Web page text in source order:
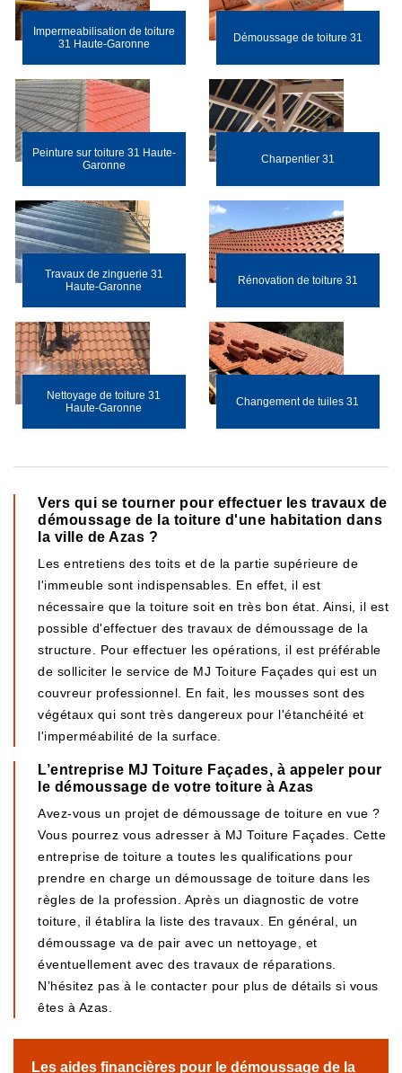
Impermeabilisation de toiture
31 Haute-Garonne
Démoussage de toiture 31
Peinture sur toiture 31 Haute-
Garonne
Charpentier 31
Travaux de zinguerie 31
Haute-Garonne
Rénovation de toiture 31
Nettoyage de toiture 31
Haute-Garonne
Changement de tuiles 31
Vers qui se tourner pour effectuer les travaux de
démoussage de la toiture d'une habitation dans
la ville de Azas ?
Les entretiens des toits et de la partie supérieure de
l'immeuble sont indispensables. En effet, il est
nécessaire que la toiture soit en très bon état. Ainsi, il est
possible d'effectuer des travaux de démoussage de la
structure. Pour effectuer les opérations, il est préférable
de solliciter le service de MJ Toiture Façades qui est un
couvreur professionnel. En fait, les mousses sont des
végétaux qui sont très dangereux pour l'étanchéité et
l'imperméabilité de la surface.
L’entreprise MJ Toiture Façades, à appeler pour
le démoussage de votre toiture à Azas
Avez-vous un projet de démoussage de toiture en vue ?
Vous pourrez vous adresser à MJ Toiture Façades. Cette
entreprise de toiture a toutes les qualifications pour
prendre en charge un démoussage de toiture dans les
règles de la profession. Après un diagnostic de votre
toiture, il établira la liste des travaux. En général, un
démoussage va de pair avec un nettoyage, et
éventuellement avec des travaux de réparations.
N’hésitez pas à le contacter pour plus de détails si vous
êtes à Azas.
Les aides financières pour le démoussage de la